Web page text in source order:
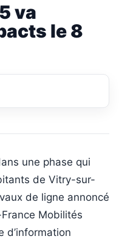
va
le 8
une phase qui
de Vitry-sur-
de ligne annoncé
Mobilités
d’information